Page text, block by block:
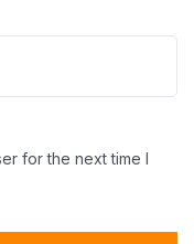
for the next time I